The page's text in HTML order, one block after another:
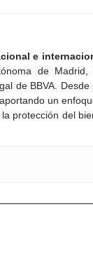
e
de
de BBVA.
un
protección del